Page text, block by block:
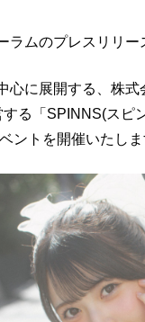
ラムのプレスリリー
心に展開する、株
る「SPINNS(スピ
ントを開催いたしま